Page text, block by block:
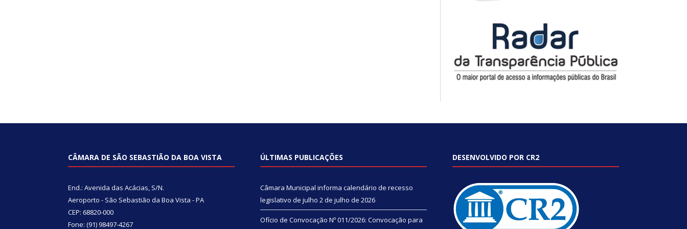
CÂMARA DE SÃO SEBASTIÃO DA BOA VISTA
End.: Avenida das Acácias, S/N.
Aeroporto - São Sebastião da Boa Vista - PA
CEP: 68820-000
Fone: (91) 98497-4267
ÚLTIMAS PUBLICAÇÕES
Câmara Municipal informa calendário de recesso
legislativo de julho 2 de julho de 2026
Ofício de Convocação Nº 011/2026: Convocação para
DESENVOLVIDO POR CR2